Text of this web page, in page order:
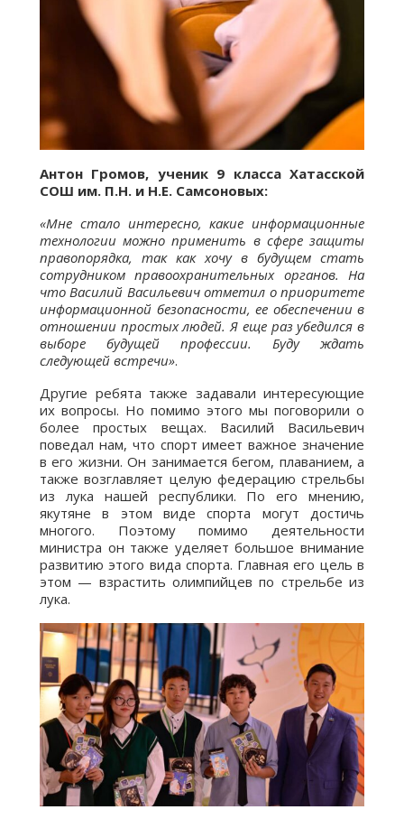
Антон Громов, ученик 9 класса Хатасской
СОШ им. П.Н. и Н.Е. Самсоновых:
«Мне стало интересно, какие информационные
технологии можно применить в сфере защиты
правопорядка, так как хочу в будущем стать
сотрудником правоохранительных органов. На
что Василий Васильевич отметил о приоритете
информационной безопасности, ее обеспечении в
отношении простых людей. Я еще раз убедился в
выборе будущей профессии. Буду ждать
следующей встречи».
Другие ребята также задавали интересующие
их вопросы. Но помимо этого мы поговорили о
более простых вещах. Василий Васильевич
поведал нам, что спорт имеет важное значение
в его жизни. Он занимается бегом, плаванием, а
также возглавляет целую федерацию стрельбы
из лука нашей республики. По его мнению,
якутяне в этом виде спорта могут достичь
многого. Поэтому помимо деятельности
министра он также уделяет большое внимание
развитию этого вида спорта. Главная его цель в
этом — взрастить олимпийцев по стрельбе из
лука.